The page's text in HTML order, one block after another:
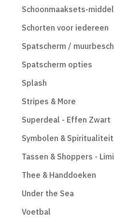
Schoonmaaksets-
Schorten voor iedereen
Spatscherm /
Spatscherm opties
Splash
Stripes & More
Superdeal - Effen Zwart
Symbolen & Spiritualiteit
Tassen & Shoppers -
Thee & Handdoeken
Under the Sea
Voetbal